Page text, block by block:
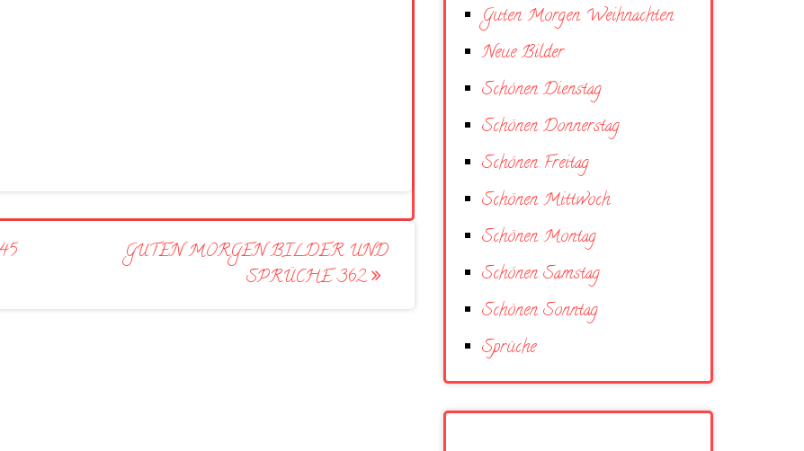
GUTEN MORGEN BILDER UND
SPRÜCHE 362
Guten Morgen Weihnachten
Neue Bilder
Schönen Dienstag
Schönen Donnerstag
Schönen Freitag
Schönen Mittwoch
Schönen Montag
Schönen Samstag
Schönen Sonntag
Sprüche